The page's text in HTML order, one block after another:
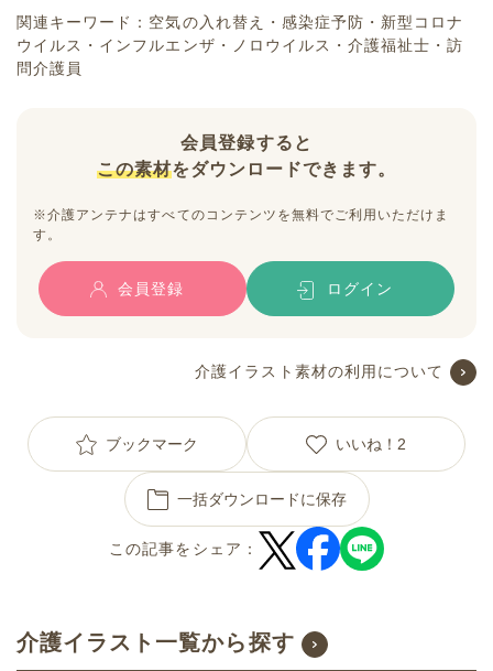
関連キーワード：空気の入れ替え・感染症予防・新型コロナ
ウイルス・インフルエンザ・ノロウイルス・介護福祉士・訪
問介護員
会員登録すると
この素材をダウンロードできます。
※介護アンテナはすべてのコンテンツを無料でご利用いただけま
す。
会員登録 ログイン
介護イラスト素材の利用について
ブックマーク いいね！ 2
一括ダウンロードに保存
この記事をシェア：
介護イラスト一覧から探す